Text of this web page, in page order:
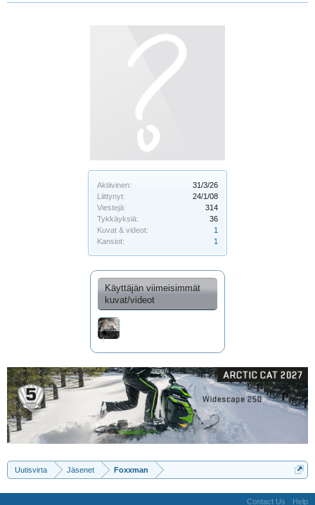
Aktiivinen:
31/3/26
Liittynyt:
24/1/08
Viestejä:
314
Tykkäyksiä:
36
Kuvat & videot:
1
Kansiot:
1
Käyttäjän viimeisimmät
kuvat/videot
IMG_0237
Uutisvirta Jäsenet Foxxman
Contact Us Help